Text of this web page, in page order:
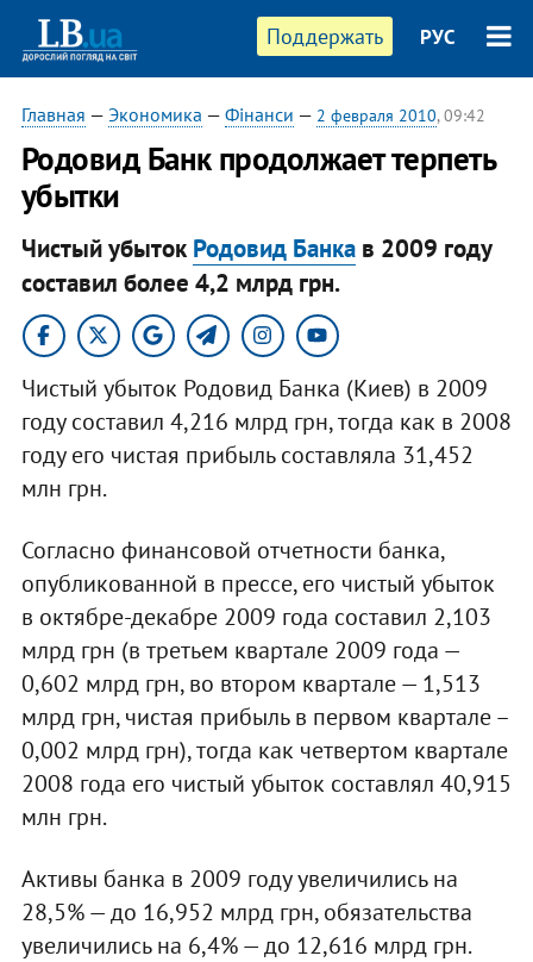
Поддержать РУС
Главная — Экономика — Фінанси — 2 февраля 2010, 09:42
Родовид Банк продолжает терпеть
убытки
Чистый убытокРодовид Банкав 2009 году
составил более 4,2 млрд грн.
Чистый убыток Родовид Банка (Киев) в 2009
году составил 4,216 млрд грн, тогда как в 2008
году его чистая прибыль составляла 31,452
млн грн.
Согласно финансовой отчетности банка,
опубликованной в прессе, его чистый убыток
в октябре-декабре 2009 года составил 2,103
млрд грн (в третьем квартале 2009 года —
0,602 млрд грн, во втором квартале — 1,513
млрд грн, чистая прибыль в первом квартале –
0,002 млрд грн), тогда как четвертом квартале
2008 года его чистый убыток составлял 40,915
млн грн.
Активы банка в 2009 году увеличились на
28,5% — до 16,952 млрд грн, обязательства
увеличились на 6,4% — до 12,616 млрд грн.